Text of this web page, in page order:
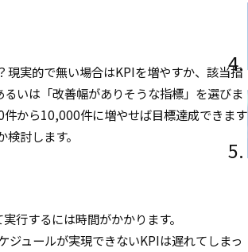
現実的で無い場合はKPIを増やすか、該当指
いは「改善幅がありそうな指標」を選びま
から10,000件に増やせば目標達成できます
討します。
行するには時間がかかります。
ュールが実現できないKPIは遅れてしまっ